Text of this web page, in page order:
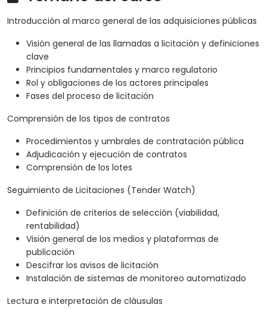
Introducción al marco general de las adquisiciones públicas
Visión general de las llamadas a licitación y definiciones
clave
Principios fundamentales y marco regulatorio
Rol y obligaciones de los actores principales
Fases del proceso de licitación
Comprensión de los tipos de contratos
Procedimientos y umbrales de contratación pública
Adjudicación y ejecución de contratos
Comprensión de los lotes
Seguimiento de Licitaciones (Tender Watch)
Definición de criterios de selección (viabilidad,
rentabilidad)
Visión general de los medios y plataformas de
publicación
Descifrar los avisos de licitación
Instalación de sistemas de monitoreo automatizado
Lectura e interpretación de cláusulas